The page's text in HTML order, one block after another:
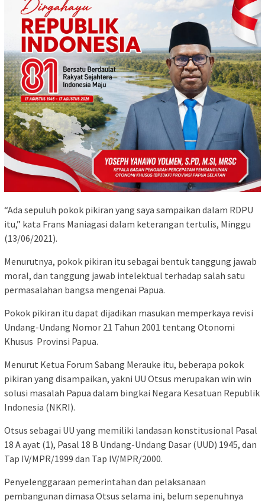
“Ada sepuluh pokok pikiran yang saya sampaikan dalam RDPU
itu,” kata Frans Maniagasi dalam keterangan tertulis, Minggu
(13/06/2021).
Menurutnya, pokok pikiran itu sebagai bentuk tanggung jawab
moral, dan tanggung jawab intelektual terhadap salah satu
permasalahan bangsa mengenai Papua.
Pokok pikiran itu dapat dijadikan masukan memperkaya revisi
Undang-Undang Nomor 21 Tahun 2001 tentang Otonomi
Khusus Provinsi Papua.
Menurut Ketua Forum Sabang Merauke itu, beberapa pokok
pikiran yang disampaikan, yakni UU Otsus merupakan win win
solusi masalah Papua dalam bingkai Negara Kesatuan Republik
Indonesia (NKRI).
Otsus sebagai UU yang memiliki landasan konstitusional Pasal
18 A ayat (1), Pasal 18 B Undang-Undang Dasar (UUD) 1945, dan
Tap IV/MPR/1999 dan Tap IV/MPR/2000.
Penyelenggaraan pemerintahan dan pelaksanaan
pembangunan dimasa Otsus selama ini, belum sepenuhnya